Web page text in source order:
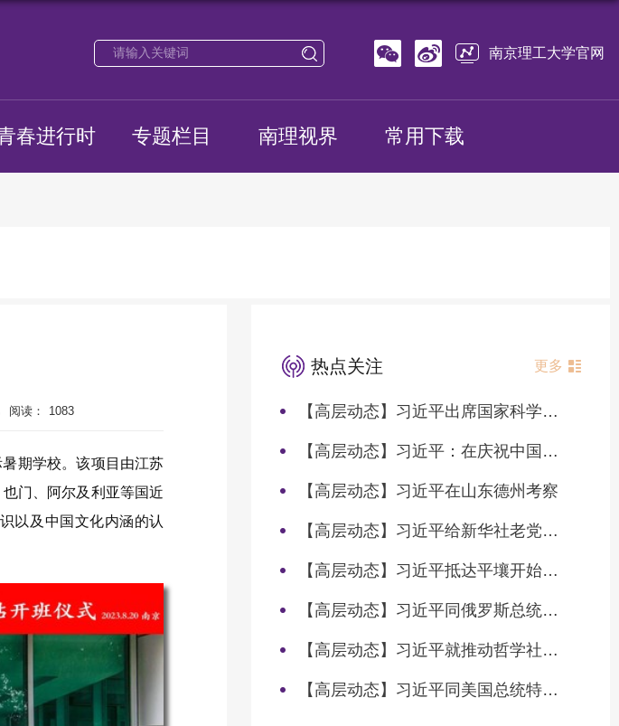
南京理工大学官网
春进行时 专题栏目 南理视界 常用下载
阅读： 1083
期学校。该项目由江苏
门、阿尔及利亚等国近
以及中国文化内涵的认
热点关注 更多
【高层动态】习近平出席国家科学技术奖励大会两院院士大会中国科协第十一次全国代表大会并发表重要讲话
【高层动态】习近平：在庆祝中国共产党成立105周年大会上的讲话
【高层动态】习近平在山东德州考察
【高层动态】习近平给新华社老党员张连生回信强调 传承红色基因 在新征程上书写优异答卷
【高层动态】习近平抵达平壤开始对朝鲜进行国事访问
【高层动态】习近平同俄罗斯总统普京会谈
【高层动态】习近平就推动哲学社会科学高质量发展作出重要指示
【高层动态】习近平同美国总统特朗普会谈